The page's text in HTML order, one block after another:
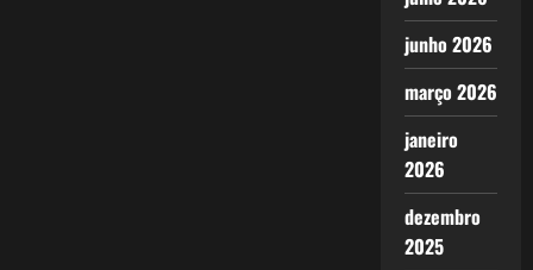
junho 2026
março 2026
janeiro
2026
dezembro
2025